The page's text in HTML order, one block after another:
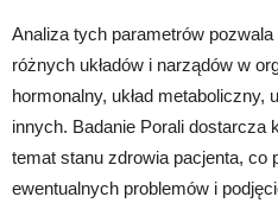
Analiza tych parametrów
różnych układów i narządów w
hormonalny, układ metaboliczny,
innych. Badanie Porali dostarcza
temat stanu zdrowia pacjenta,
ewentualnych problemów i